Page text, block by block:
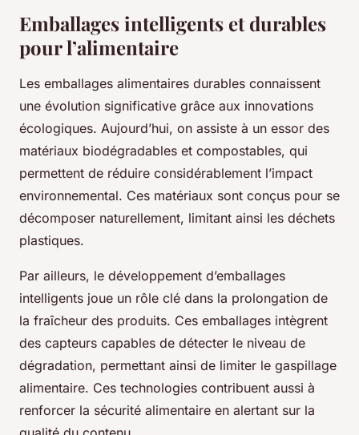
Emballages intelligents et durables
pour l’alimentaire
Les emballages alimentaires durables connaissent
une évolution significative grâce aux innovations
écologiques. Aujourd’hui, on assiste à un essor des
matériaux biodégradables et compostables, qui
permettent de réduire considérablement l’impact
environnemental. Ces matériaux sont conçus pour se
décomposer naturellement, limitant ainsi les déchets
plastiques.
Par ailleurs, le développement d’emballages
intelligents joue un rôle clé dans la prolongation de
la fraîcheur des produits. Ces emballages intègrent
des capteurs capables de détecter le niveau de
dégradation, permettant ainsi de limiter le gaspillage
alimentaire. Ces technologies contribuent aussi à
renforcer la sécurité alimentaire en alertant sur la